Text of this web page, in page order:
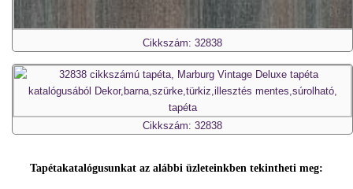
Cikkszám: 32838
Cikkszám: 32838
Tapétakatalógusunkat az alábbi üzleteinkben tekintheti meg: